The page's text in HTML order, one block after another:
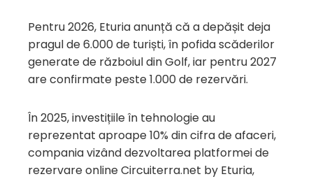
Pentru 2026, Eturia anunță că a depășit deja
pragul de 6.000 de turiști, în pofida scăderilor
generate de războiul din Golf, iar pentru 2027
are confirmate peste 1.000 de rezervări.
În 2025, investițiile în tehnologie au
reprezentat aproape 10% din cifra de afaceri,
compania vizând dezvoltarea platformei de
rezervare online Circuiterra.net by Eturia,